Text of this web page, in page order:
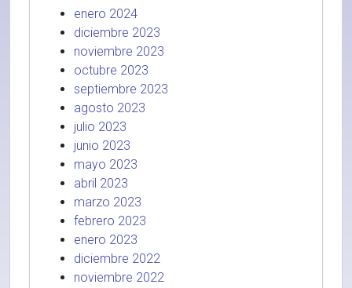
enero 2024
diciembre 2023
noviembre 2023
octubre 2023
septiembre 2023
agosto 2023
julio 2023
junio 2023
mayo 2023
abril 2023
marzo 2023
febrero 2023
enero 2023
diciembre 2022
noviembre 2022